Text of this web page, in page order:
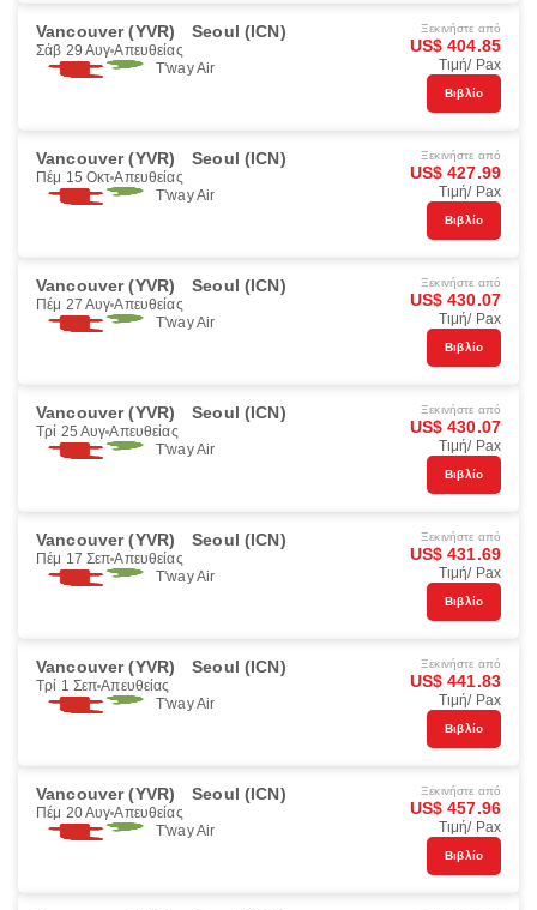
Vancouver (YVR) Seoul (ICN)
Σάβ 29 Αυγ Απευθείας
T'way Air
Ξεκινήστε από
US$ 404.85
Τιμή/ Pax
Βιβλίο
Vancouver (YVR) Seoul (ICN)
Πέμ 15 Οκτ Απευθείας
T'way Air
Ξεκινήστε από
US$ 427.99
Τιμή/ Pax
Βιβλίο
Vancouver (YVR) Seoul (ICN)
Πέμ 27 Αυγ Απευθείας
T'way Air
Ξεκινήστε από
US$ 430.07
Τιμή/ Pax
Βιβλίο
Vancouver (YVR) Seoul (ICN)
Τρί 25 Αυγ Απευθείας
T'way Air
Ξεκινήστε από
US$ 430.07
Τιμή/ Pax
Βιβλίο
Vancouver (YVR) Seoul (ICN)
Πέμ 17 Σεπ Απευθείας
T'way Air
Ξεκινήστε από
US$ 431.69
Τιμή/ Pax
Βιβλίο
Vancouver (YVR) Seoul (ICN)
Τρί 1 Σεπ Απευθείας
T'way Air
Ξεκινήστε από
US$ 441.83
Τιμή/ Pax
Βιβλίο
Vancouver (YVR) Seoul (ICN)
Πέμ 20 Αυγ Απευθείας
T'way Air
Ξεκινήστε από
US$ 457.96
Τιμή/ Pax
Βιβλίο